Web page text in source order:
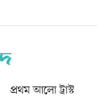
প্রথম আলো ট্রাস্ট